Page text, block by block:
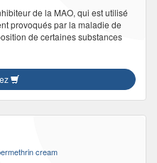
de la MAO, qui est utilisé
provoqués par la maladie de
de certaines substances
cream